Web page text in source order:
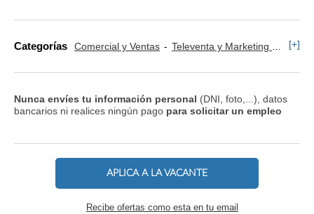
Categorías Comercial y Ventas Televenta y Marketing Telefónico [+]
Nunca envíes tu información personal (DNI, foto,...), datos
bancarios ni realices ningún pago para solicitar un empleo
APLICA A LA VACANTE
Recibe ofertas como esta en tu email